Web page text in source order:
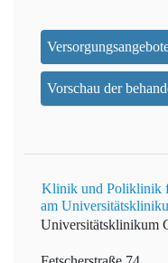
Vorschau der
Klinik und Poliklinik
am
Universitätsklinikum